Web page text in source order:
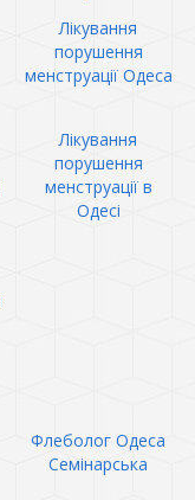
Лікування
порушення
менструації Одеса
Лікування
порушення
менструації в
Одесі
Флеболог Одеса
Семінарська